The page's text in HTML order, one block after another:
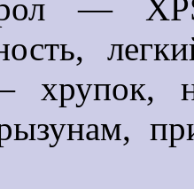
—
хрупок,